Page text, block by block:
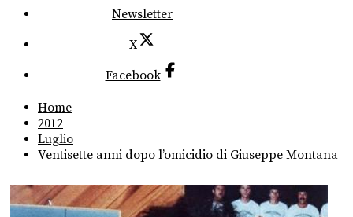
Newsletter
X
Facebook
Home
2012
Luglio
Ventisette anni dopo l’omicidio di Giuseppe Montana